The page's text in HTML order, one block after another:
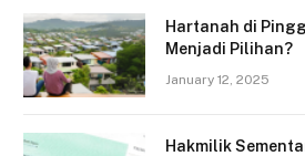
Hartanah di
Menjadi Pilihan?
January 12, 2025
Hakmilik